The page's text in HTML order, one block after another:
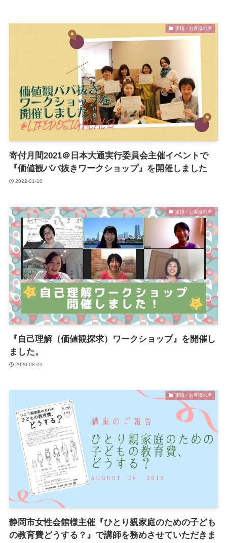
実績・お客様の声
寄付月間2021＠日本大通実行委員会主催イベントで
『価値観ババ抜きワークショップ』を開催しました
2022-01-10
実績・お客様の声
『自己理解（価値観探求）ワークショップ』を開催し
ました。
2020-08-09
実績・お客様の声
静岡市女性会館様主催『ひとり親家庭のための子ども
の教育費どうする？』で講師を務めさせていただきま